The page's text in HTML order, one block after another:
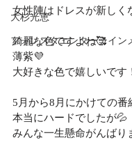
大杉光恵
フォレスタエンターテイン
女性陣はドレスが新しく
綺麗な色ですよね🥰
薄紫💜
大好きな色で嬉しいです
5月から8月にかけての番
本当にハードでしたが💦
みんな一生懸命がんばり